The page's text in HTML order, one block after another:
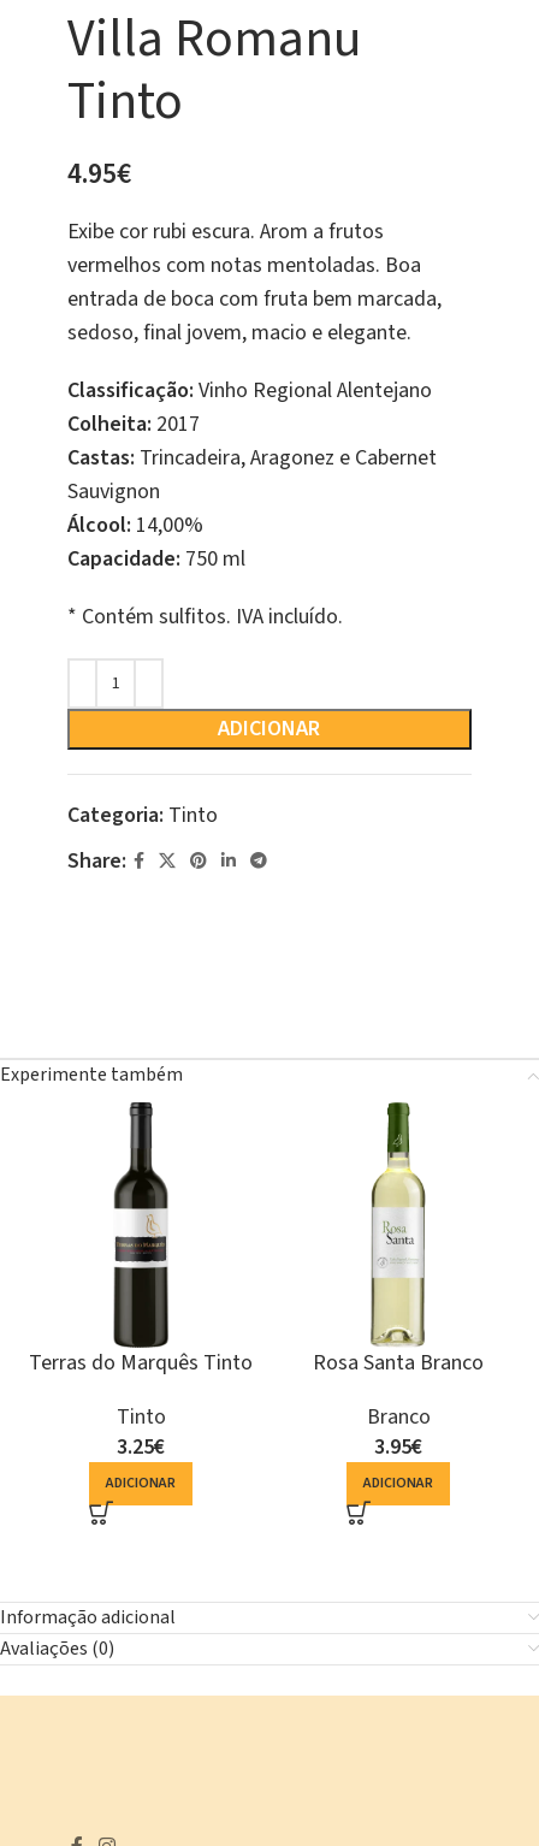
Villa Romanu
Tinto
4.95€
Exibe cor rubi escura. Arom a frutos
vermelhos com notas mentoladas. Boa
entrada de boca com fruta bem marcada,
sedoso, final jovem, macio e elegante.
Classificação: Vinho Regional Alentejano
Colheita: 2017
Castas: Trincadeira, Aragonez e Cabernet
Sauvignon
Álcool: 14,00%
Capacidade: 750 ml
* Contém sulfitos. IVA incluído.
ADICIONAR
Categoria: Tinto
Share:
Experimente também
Terras do Marquês Tinto
Tinto
3.25€
ADICIONAR
Rosa Santa Branco
Branco
3.95€
ADICIONAR
Informação adicional
Avaliações (0)